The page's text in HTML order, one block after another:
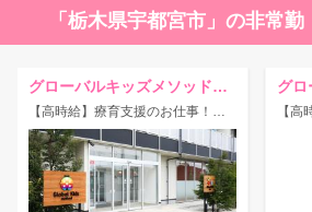
「栃木県宇都宮市」の非常
グローバルキッズメソッド新宮の内店
【高時給】療育支援のお仕事！お子様の急病や行事の時も、柔軟に応相談♪